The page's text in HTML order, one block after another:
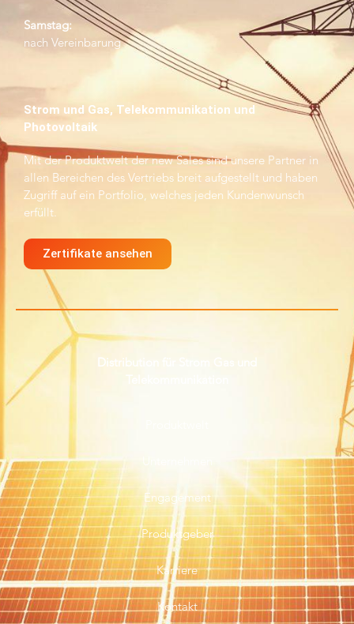
Samstag:
nach Vereinbarung
Strom und Gas, Telekommunikation und
Photovoltaik
Mit der Produktwelt der new Sales sind unsere Partner in
allen Bereichen des Vertriebs breit aufgestellt und haben
Zugriff auf ein Portfolio, welches jeden Kundenwunsch
erfüllt.
Zertifikate ansehen
Distribution für Strom Gas und
Telekommunikation
Engagement
Produktgeber
Karriere
Kontakt